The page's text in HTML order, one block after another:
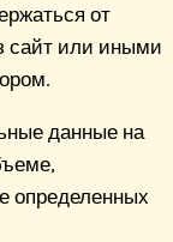
от
сайт или иными
данные на
определенных